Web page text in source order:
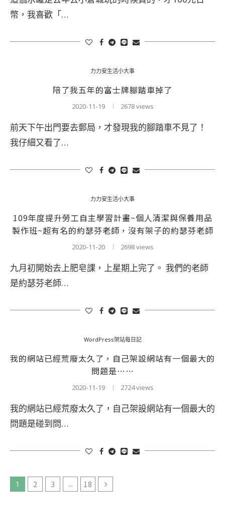
幣，我喜歡「…
力力安生活小大事
陪了我五年的富士牌腳踏車掉了
2020-11-19 2678 views
前天下午出門要去郵局，才發現我的腳踏車不見了！
我仔細又看了…
力力安生活小大事
109年度提升勞工自主學習計畫~個人清潔與保養用品
製作班~超有名的約瑟芬老師，沒有架子的約瑟芬老師
2020-11-20 2698 views
九月初開始去上肥皂課，上星期上完了。 我們的老師
是約瑟芬老師…
WordPress架站每日記
我的網站已經荒廢太久了，自己架設網站有一個最大的
問題是……
2020-11-19 2724 views
我的網站已經荒廢太久了，自己架設網站有一個最大的
問題是碰到問…
1 2 3 ... 18